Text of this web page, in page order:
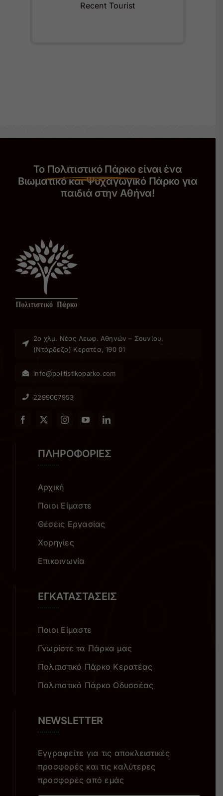
Recent Tourist
Το Πολιτιστικό Πάρκο είναι ένα
Βιωματικό και Ψυχαγωγικό Πάρκο για
παιδιά στην Αθήνα!
2ο χλµ. Νέας Λεωφ. Αθηνών – Σουνίου,
(Ντάρδεζα) Κερατέα, 190 01
info@politistikoparko.com
2299067953
ΠΛΗΡΟΦΟΡΙΕΣ
Αρχική
Ποιοι Είμαστε
Θέσεις Εργασίας
Χορηγίες
Επικοινωνία
ΕΓΚΑΤΑΣΤΑΣΕΙΣ
Ποιοι Είμαστε
Γνωρίστε τα Πάρκα μας
Πολιτιστικό Πάρκο Κερατέας
Πολιτιστικό Πάρκο Οδυσσέας
NEWSLETTER
Εγγραφείτε για τις αποκλειστικές
προσφορές και τις καλύτερες
προσφορές από εμάς